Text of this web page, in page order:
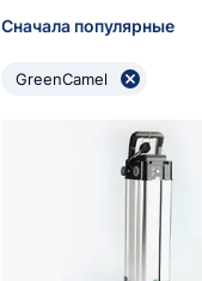
Сначала популярные
GreenCamel